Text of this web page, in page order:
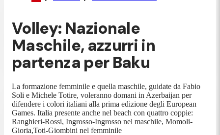
Volley: Nazionale
Maschile, azzurri in
partenza per Baku
La formazione femminile e quella maschile, guidate da Fabio
Soli e Michele Totire, voleranno domani in Azerbaijan per
difendere i colori italiani alla prima edizione degli European
Games. Italia presente anche nel beach con quattro coppie:
Ranghieri-Rossi, Ingrosso-Ingrosso nel maschile, Momoli-
Gioria,Toti-Giombini nel femminile